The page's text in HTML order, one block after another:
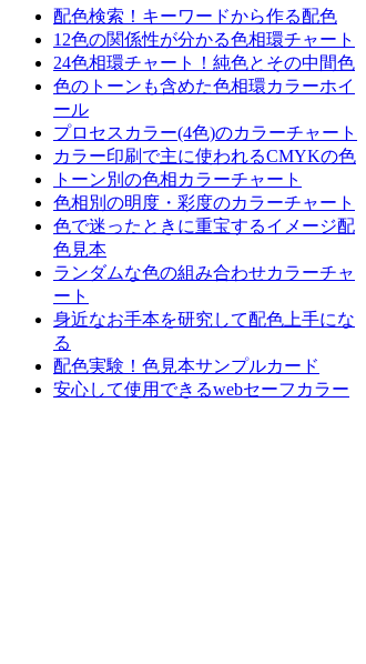
配色検索！キーワードから作る配色
12色の関係性が分かる色相環チャート
24色相環チャート！純色とその中間色
色のトーンも含めた色相環カラーホイ
ール
プロセスカラー(4色)のカラーチャート
カラー印刷で主に使われるCMYKの色
トーン別の色相カラーチャート
色相別の明度・彩度のカラーチャート
色で迷ったときに重宝するイメージ配
色見本
ランダムな色の組み合わせカラーチャ
ート
身近なお手本を研究して配色上手にな
る
配色実験！色見本サンプルカード
安心して使用できるwebセーフカラー